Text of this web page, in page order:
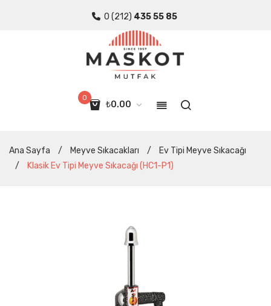
0 (212) 435 55 85
0
₺0.00
ürün yok.
Ana Sayfa / Meyve Sıkacakları /
Ev Tipi Meyve Sıkacağı
/
Klasik Ev Tipi Meyve Sıkacağı (HC1-P1)